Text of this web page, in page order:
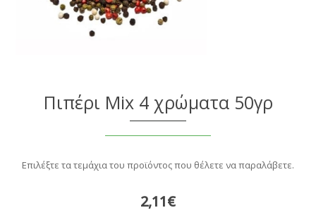
Πιπέρι Mix 4 χρώματα 50γρ
Επιλέξτε τα τεμάχια του προϊόντος που θέλετε να παραλάβετε.
2,11€